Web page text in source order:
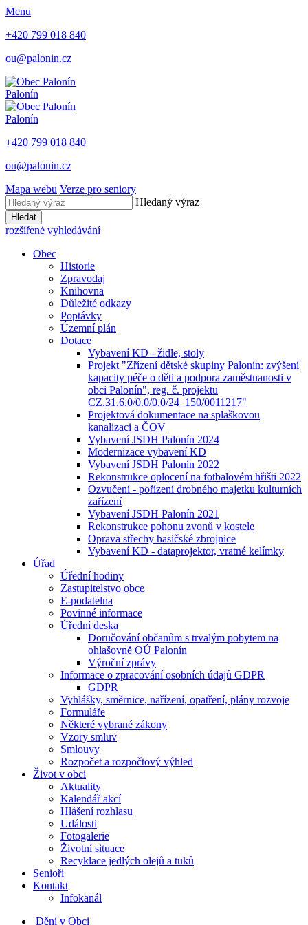
Menu
+420 799 018 840
ou@palonin.cz
Palonín
Palonín
+420 799 018 840
ou@palonin.cz
Mapa webu Verze pro seniory
Hledaný výraz
Hledat
rozšířené vyhledávání
Obec
Historie
Zpravodaj
Knihovna
Důležité odkazy
Poptávky
Územní plán
Dotace
Vybavení KD - židle, stoly
Projekt "Zřízení dětské skupiny Palonín: zvýšení
kapacity péče o děti a podpora zaměstnanosti v
obci Palonín", reg. č. projektu
CZ.31.6.0/0.0/0.0/24_150/0011217"
Projektová dokumentace na splaškovou
kanalizaci a ČOV
Vybavení JSDH Palonín 2024
Modernizace vybavení KD
Vybavení JSDH Palonín 2022
Rekonstrukce oplocení na fotbalovém hřišti 2022
Ozvučení - pořízení drobného majetku kulturních
zařízení
Vybavení JSDH Palonín 2021
Rekonstrukce pohonu zvonů v kostele
Oprava střechy hasičské zbrojnice
Vybavení KD - dataprojektor, vratné kelímky
Úřad
Úřední hodiny
Zastupitelstvo obce
E-podatelna
Povinné informace
Úřední deska
Doručování občanům s trvalým pobytem na
ohlašovně OÚ Palonín
Výroční zprávy
Informace o zpracování osobních údajů GDPR
GDPR
Vyhlášky, směrnice, nařízení, opatření, plány rozvoje
Formuláře
Některé vybrané zákony
Vzory smluv
Smlouvy
Rozpočet a rozpočtový výhled
Život v obci
Aktuality
Kalendář akcí
Hlášení rozhlasu
Události
Fotogalerie
Životní situace
Recyklace jedlých olejů a tuků
Senioři
Kontakt
Infokanál
Dění v Obci